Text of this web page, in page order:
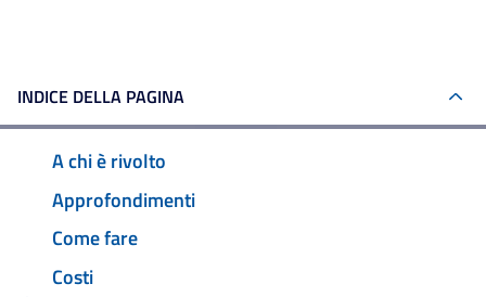
INDICE DELLA PAGINA
A chi è rivolto
Approfondimenti
Come fare
Costi